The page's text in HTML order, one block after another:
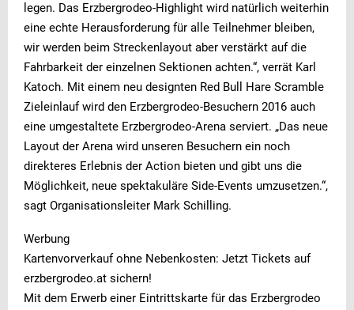
legen. Das Erzbergrodeo-Highlight wird natürlich weiterhin
eine echte Herausforderung für alle Teilnehmer bleiben,
wir werden beim Streckenlayout aber verstärkt auf die
Fahrbarkeit der einzelnen Sektionen achten.“, verrät Karl
Katoch. Mit einem neu designten Red Bull Hare Scramble
Zieleinlauf wird den Erzbergrodeo-Besuchern 2016 auch
eine umgestaltete Erzbergrodeo-Arena serviert. „Das neue
Layout der Arena wird unseren Besuchern ein noch
direkteres Erlebnis der Action bieten und gibt uns die
Möglichkeit, neue spektakuläre Side-Events umzusetzen.“,
sagt Organisationsleiter Mark Schilling.
Werbung
Kartenvorverkauf ohne Nebenkosten: Jetzt Tickets auf
erzbergrodeo.at sichern!
Mit dem Erwerb einer Eintrittskarte für das Erzbergrodeo